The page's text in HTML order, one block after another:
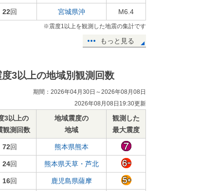
22回 宮城県沖 M6.4
※震度1以上を観測した地震の集計です
もっと見る
度3以上の地域別観測回数
期間：2026年04月30日～2026年08月08日
2026年08月08日19:30更新
3以上の
観測回数
地域震度の
地域
観測した
最大震度
72回 熊本県熊本
24回 熊本県天草・芦北
16回 鹿児島県薩摩